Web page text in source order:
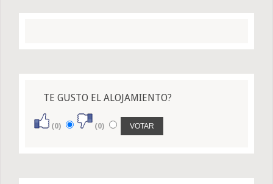
TE GUSTO EL ALOJAMIENTO?
(0) (0)